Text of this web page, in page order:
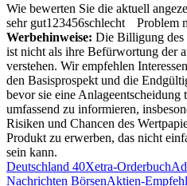
Wie bewerten Sie die aktuell
sehr gut1 23456schlecht
Problem
Werbehinweise: Die Billigung des
ist nicht als ihre Befürwortung der
verstehen. Wir empfehlen
den Basisprospekt und die
bevor sie eine
umfassend zu informieren,
Risiken und Chancen des
Produkt zu erwerben, das nicht
sein kann.
Deutschland 40Xetra-Orderbuch
Nachrichten BörsenAktien-